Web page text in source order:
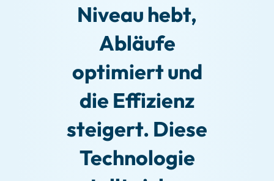
Niveau hebt,
Abläufe
optimiert und
die Effizienz
steigert. Diese
Technologie